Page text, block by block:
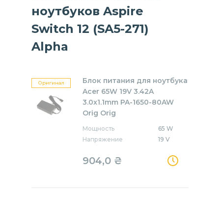
ноутбуков Aspire
Switch 12 (SA5-271)
Alpha
Оригинал
Блок питания для ноутбука
Acer 65W 19V 3.42A
3.0x1.1mm PA-1650-80AW
Orig Orig
Мощность
65 W
Напряжение
19 V
904,0 ₴